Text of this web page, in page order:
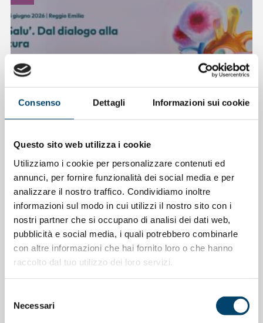
Consenso Dettagli Informazioni sui cookie
Questo sito web utilizza i cookie
Utilizziamo i cookie per personalizzare contenuti ed
annunci, per fornire funzionalità dei social media e per
analizzare il nostro traffico. Condividiamo inoltre
informazioni sul modo in cui utilizzi il nostro sito con i
nostri partner che si occupano di analisi dei dati web,
pubblicità e social media, i quali potrebbero combinarle
con altre informazioni che hai fornito loro o che hanno
raccolto dal tuo utilizzo dei loro servizi.
delNecessari
ONDA PER IL SISTEMA SANITARIO ONDA PER LE DONNE
Salu’. Dal dialogo alla cura
15 Apr 2026